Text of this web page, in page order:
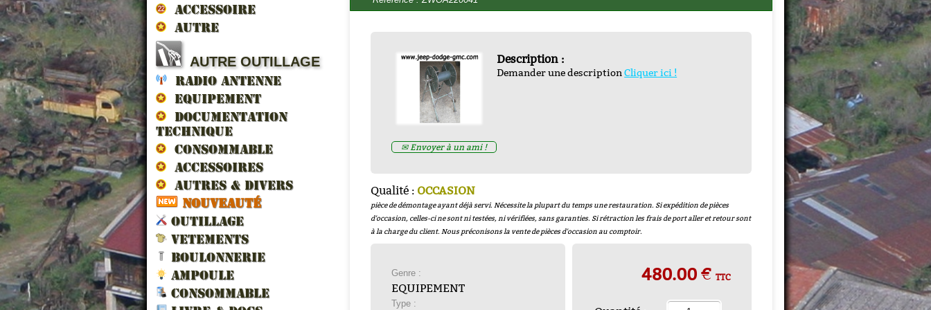
ACCESSOIRE
AUTRE
AUTRE OUTILLAGE
RADIO ANTENNE
EQUIPEMENT
DOCUMENTATION
TECHNIQUE
CONSOMMABLE
ACCESSOIRES
AUTRES & DIVERS
NOUVEAUTÉ
OUTILLAGE
VETEMENTS
BOULONNERIE
AMPOULE
CONSOMMABLE
✉ Envoyer à un ami !
Description :
Demander une descriptionCliquer ici !
Qualité : OCCASION
pièce de démontage ayant déjà servi. Nécessite la plupart du temps une restauration. Si expédition de pièces
d'occasion, celles-ci ne sont ni testées, ni vérifiées, sans garanties. Si rétraction les frais de port aller et retour sont
à la charge du client. Nous préconisons la vente de pièces d'occasion au comptoir.
Genre :
EQUIPEMENT
Type :
480.00 €TTC
LES VEHICULES ALLIES DE LA
LIBERATION par francois bertin-
ZND300022
Prix : 16.67€ HT